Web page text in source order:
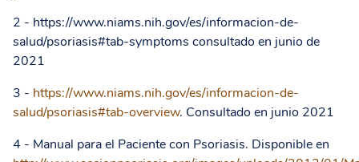
2 - https://www.niams.nih.gov/es/informacion-de-
salud/psoriasis#tab-symptoms consultado en junio de
2021
3 - https://www.niams.nih.gov/es/informacion-de-
salud/psoriasis#tab-overview. Consultado en junio 2021
4 - Manual para el Paciente con Psoriasis. Disponible en